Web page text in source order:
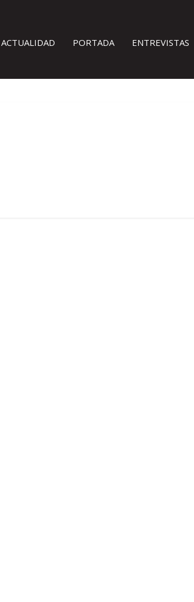
ACTUALIDAD PORTADA ENTREVISTAS